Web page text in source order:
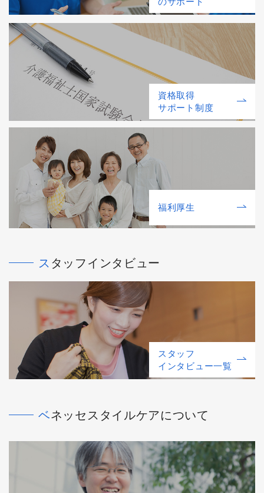
資格取得
サポート制度
福利厚⽣
スタッフインタビュー
スタッフ
インタビュー一覧
ベネッセスタイルケアについて